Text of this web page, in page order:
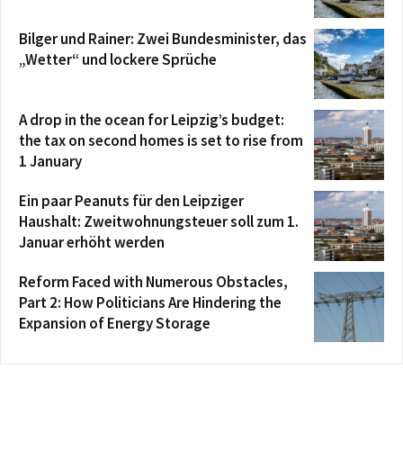
Bilger und Rainer: Zwei Bundesminister, das
„Wetter“ und lockere Sprüche
A drop in the ocean for Leipzig’s budget:
the tax on second homes is set to rise from
1 January
Ein paar Peanuts für den Leipziger
Haushalt: Zweitwohnungsteuer soll zum 1.
Januar erhöht werden
Reform Faced with Numerous Obstacles,
Part 2: How Politicians Are Hindering the
Expansion of Energy Storage